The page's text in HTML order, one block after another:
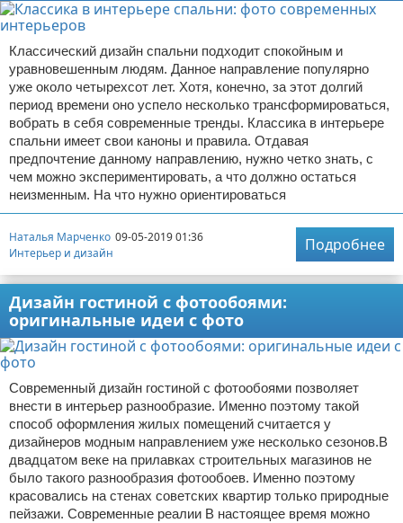
Классический дизайн спальни подходит спокойным и
уравновешенным людям. Данное направление популярно
уже около четырехсот лет. Хотя, конечно, за этот долгий
период времени оно успело несколько трансформироваться,
вобрать в себя современные тренды. Классика в интерьере
спальни имеет свои каноны и правила. Отдавая
предпочтение данному направлению, нужно четко знать, с
чем можно экспериментировать, а что должно остаться
неизменным. На что нужно ориентироваться
Наталья Марченко 09-05-2019 01:36
Интерьер и дизайн
Подробнее
Дизайн гостиной с фотообоями:
оригинальные идеи с фото
Современный дизайн гостиной с фотообоями позволяет
внести в интерьер разнообразие. Именно поэтому такой
способ оформления жилых помещений считается у
дизайнеров модным направлением уже несколько сезонов.В
двадцатом веке на прилавках строительных магазинов не
было такого разнообразия фотообоев. Именно поэтому
красовались на стенах советских квартир только природные
пейзажи. Современные реалии В настоящее время можно